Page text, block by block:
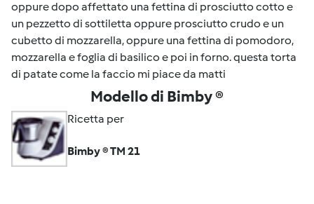
oppure dopo affettato una fettina di prosciutto cotto e
un pezzetto di sottiletta oppure prosciutto crudo e un
cubetto di mozzarella, oppure una fettina di pomodoro,
mozzarella e foglia di basilico e poi in forno. questa torta
di patate come la faccio mi piace da matti
Modello di Bimby ®
Ricetta per
Bimby ® TM 21